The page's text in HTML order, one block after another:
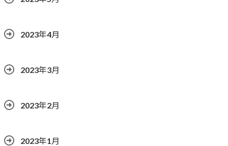
2023年4月
2023年3月
2023年2月
2023年1月